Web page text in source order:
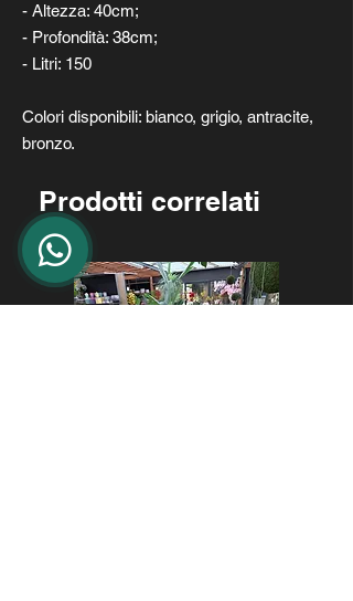
- Altezza: 40cm;
- Profondità: 38cm;
- Litri: 150
Colori disponibili: bianco, grigio, antracite,
bronzo.
Prodotti correlati